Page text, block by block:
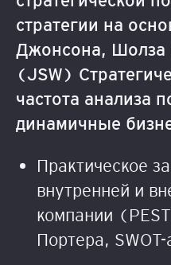
стратегии на
Джонсона, Шолза
(JSW)
частота анализа
динамичные
Практическое
внутренней и
компании
Портера,